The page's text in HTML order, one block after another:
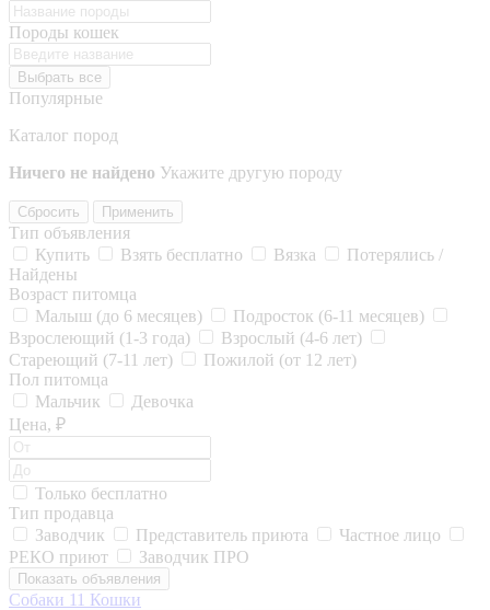
Породы кошек
Выбрать все
Популярные
Каталог пород
Ничего не найдено Укажите другую породу
Сбросить Применить
Тип объявления
Купить
Взять бесплатно Вязка
Потерялись /
Найдены
Возраст питомца
Малыш (до 6 месяцев)
Подросток (6-11 месяцев)
Взрослеющий (1-3 года)
Взрослый (4-6 лет)
Стареющий (7-11 лет)
Пожилой (от 12 лет)
Пол питомца
Мальчик
Девочка
Цена, ₽
Только бесплатно
Тип продавца
Заводчик
Представитель приюта
Частное лицо
РЕКО приют
Заводчик ПРО
Показать объявления
Собаки 11 Кошки